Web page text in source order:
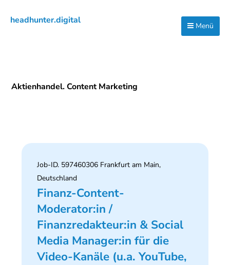
Hauptnavigation
Inhalt
Seitenspalte
headhunter.digital
Menü
Aktienhandel. Content Marketing
Job-ID. 597460306 Frankfurt am Main,
Deutschland
Finanz-Content-
Moderator:in /
Finanzredakteur:in & Social
Media Manager:in für die
Video-Kanäle (u.a. YouTube,